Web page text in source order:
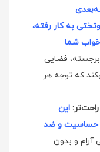
به کار رفته،
خواب شما
فضایی
که توجه هر
این
300 گرمی ضد حساسیت و ضد
آرام و بدون